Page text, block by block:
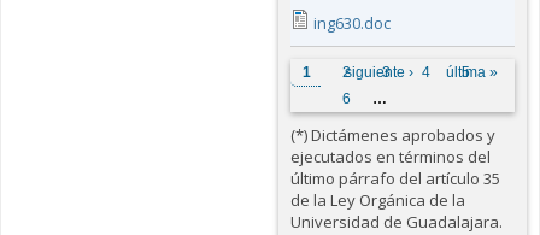
ing630.doc
Páginas
1 2 3 4
5
6
…
siguiente › última »
(*) Dictámenes aprobados y
ejecutados en términos del
último párrafo del artículo 35
de la Ley Orgánica de la
Universidad de Guadalajara.